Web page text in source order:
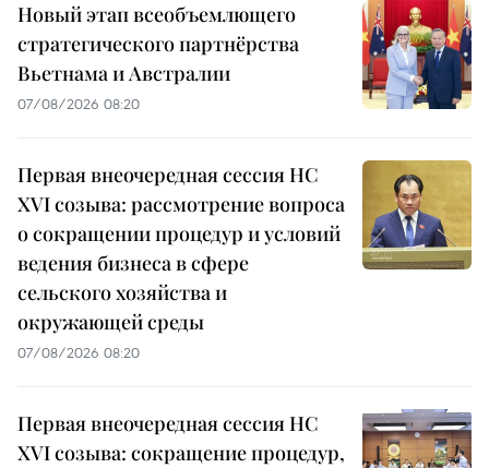
Новый этап всеобъемлющего
стратегического партнёрства
Вьетнама и Австралии
07/08/2026 08:20
Первая внеочередная сессия НС
XVI созыва: рассмотрение вопроса
о сокращении процедур и условий
ведения бизнеса в сфере
сельского хозяйства и
окружающей среды
07/08/2026 08:20
Первая внеочередная сессия НС
XVI созыва: сокращение процедур,